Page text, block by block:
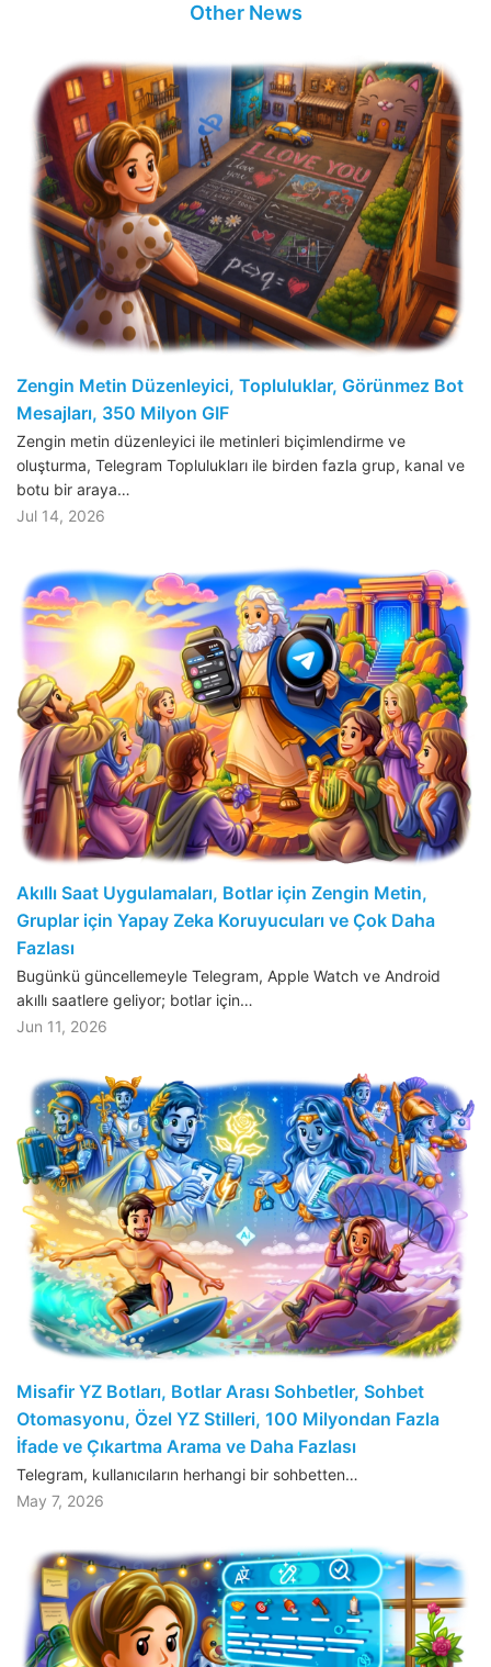
Other News
Zengin Metin Düzenleyici, Topluluklar, Görünmez Bot
Mesajları, 350 Milyon GIF
Zengin metin düzenleyici ile metinleri biçimlendirme ve
oluşturma, Telegram Toplulukları ile birden fazla grup, kanal ve
botu bir araya…
Jul 14, 2026
Akıllı Saat Uygulamaları, Botlar için Zengin Metin,
Gruplar için Yapay Zeka Koruyucuları ve Çok Daha
Fazlası
Bugünkü güncellemeyle Telegram, Apple Watch ve Android
akıllı saatlere geliyor; botlar için…
Jun 11, 2026
Misafir YZ Botları, Botlar Arası Sohbetler, Sohbet
Otomasyonu, Özel YZ Stilleri, 100 Milyondan Fazla
İfade ve Çıkartma Arama ve Daha Fazlası
Telegram, kullanıcıların herhangi bir sohbetten…
May 7, 2026